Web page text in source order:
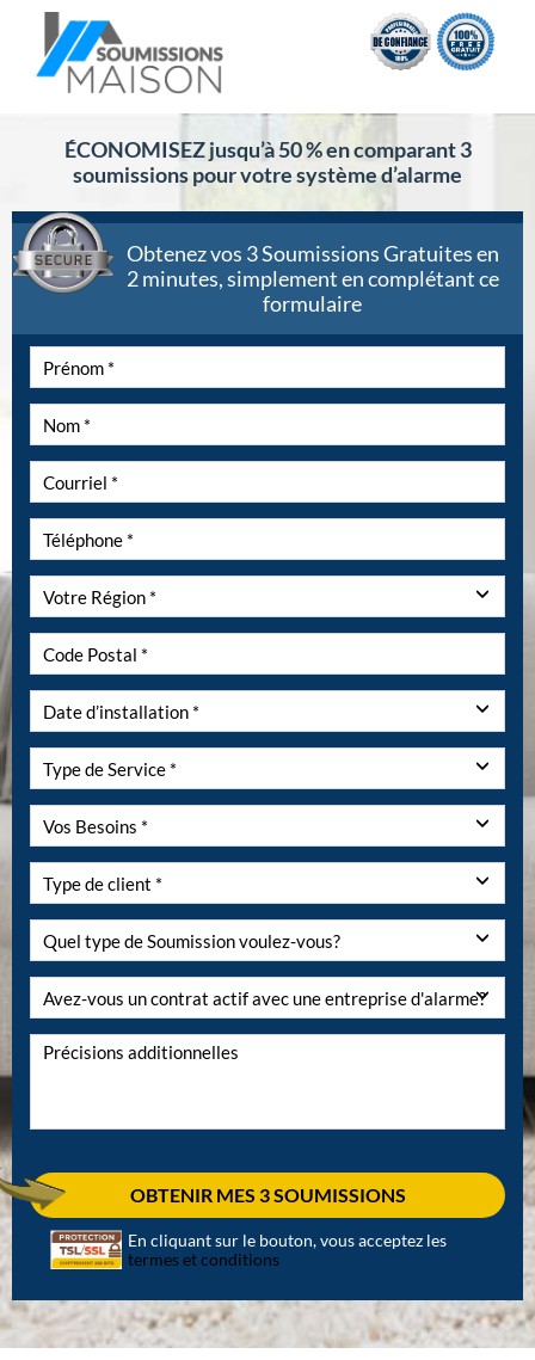
ÉCONOMISEZ jusqu’à 50 % en comparant 3
soumissions pour votre système d’alarme
Obtenez vos 3 Soumissions Gratuites en
2 minutes, simplement en complétant ce
formulaire
En cliquant sur le bouton, vous acceptez les
termes et conditions